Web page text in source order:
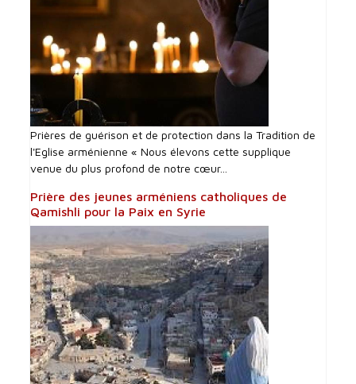
Prières de guérison et de protection dans la Tradition de
l'Eglise arménienne « Nous élevons cette supplique
venue du plus profond de notre cœur...
Prière des jeunes arméniens catholiques de
Qamishli pour la Paix en Syrie